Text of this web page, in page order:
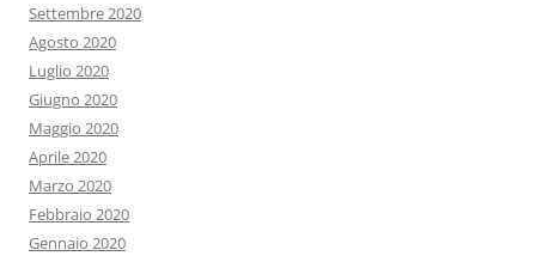
Settembre 2020
Agosto 2020
Luglio 2020
Giugno 2020
Maggio 2020
Aprile 2020
Marzo 2020
Febbraio 2020
Gennaio 2020